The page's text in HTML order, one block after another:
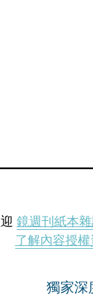
鏡週刊紙本
了解內容授
獨家深